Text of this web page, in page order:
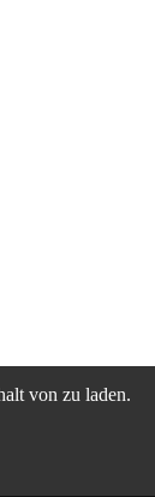
von zu laden.